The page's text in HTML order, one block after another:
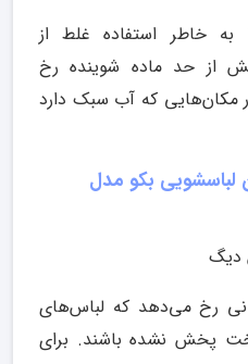
خاطر استفاده غلط از
از حد ماده شوینده رخ
مکان‌هایی که آب سبک دارد
لباسشویی بکو مدل
دیگ
رخ می‌دهد که لباس‌های
پخش نشده باشند. برای